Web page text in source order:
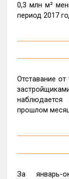
0,3 млн м²
период 2017
Отставание
прошлом
За январь-